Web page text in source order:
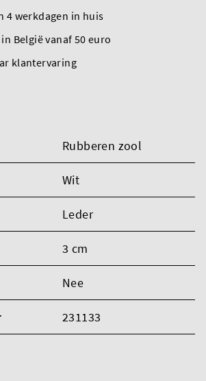
4 werkdagen in huis
België vanaf 50 euro
klantervaring
Rubberen zool
Wit
Leder
3 cm
Nee
231133